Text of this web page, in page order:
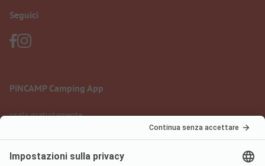
Seguici
PiNCAMP Camping App
usala gratuitamente